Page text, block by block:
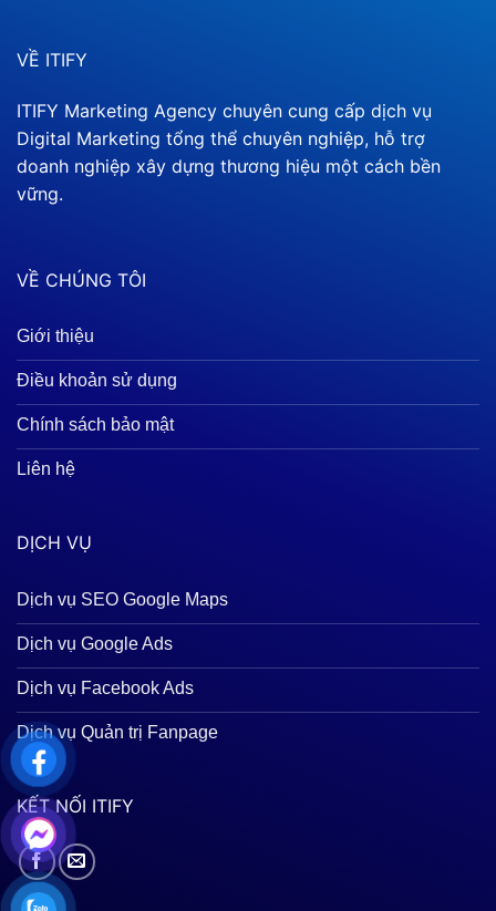
VỀ ITIFY
ITIFY Marketing Agency chuyên cung cấp dịch vụ
Digital Marketing tổng thể chuyên nghiệp, hỗ trợ
doanh nghiệp xây dựng thương hiệu một cách bền
vững.
VỀ CHÚNG TÔI
Giới thiệu
Điều khoản sử dụng
Chính sách bảo mật
Liên hệ
DỊCH VỤ
Dịch vụ SEO Google Maps
Dịch vụ Google Ads
Dịch vụ Facebook Ads
Dịch vụ Quản trị Fanpage
KẾT NỐI ITIFY